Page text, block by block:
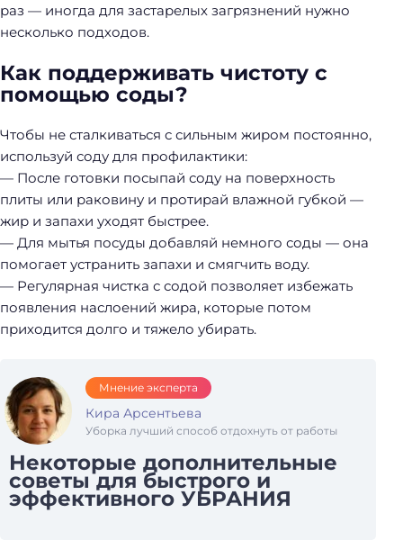
раз — иногда для застарелых загрязнений нужно
несколько подходов.
Как поддерживать чистоту с
помощью соды?
Чтобы не сталкиваться с сильным жиром постоянно,
используй соду для профилактики:
— После готовки посыпай соду на поверхность
плиты или раковину и протирай влажной губкой —
жир и запахи уходят быстрее.
— Для мытья посуды добавляй немного соды — она
помогает устранить запахи и смягчить воду.
— Регулярная чистка с содой позволяет избежать
появления наслоений жира, которые потом
приходится долго и тяжело убирать.
Мнение эксперта
Кира Арсентьева
Уборка лучший способ отдохнуть от работы
Некоторые дополнительные
советы для быстрого и
эффективного УБРАНИЯ
Н
а
й
т
и
: